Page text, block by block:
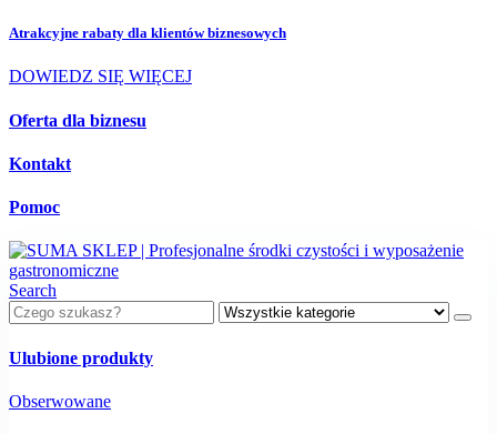
Atrakcyjne rabaty dla klientów biznesowych
DOWIEDZ SIĘ WIĘCEJ
Oferta dla biznesu
Kontakt
Pomoc
Search
Ulubione produkty
Obserwowane